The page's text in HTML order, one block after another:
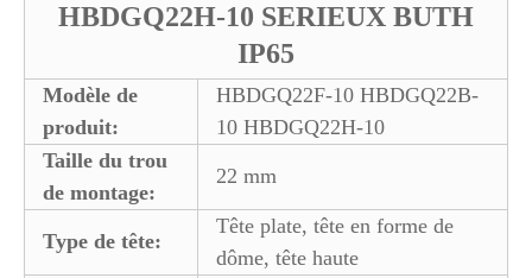
HBDGQ22H-10 SERIEUX BUTH
IP65
Modèle de
produit:
HBDGQ22F-10 HBDGQ22B-
10 HBDGQ22H-10
Taille du trou
de montage:
22 mm
Type de tête:
Tête plate, tête en forme de
dôme, tête haute